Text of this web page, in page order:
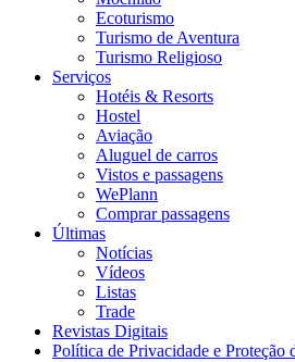
Ecoturismo
Turismo de Aventura
Turismo Religioso
Serviços
Hotéis & Resorts
Hostel
Aviação
Aluguel de carros
Vistos e passagens
WePlann
Comprar passagens
Últimas
Notícias
Vídeos
Listas
Trade
Revistas Digitais
Política de Privacidade e Proteção